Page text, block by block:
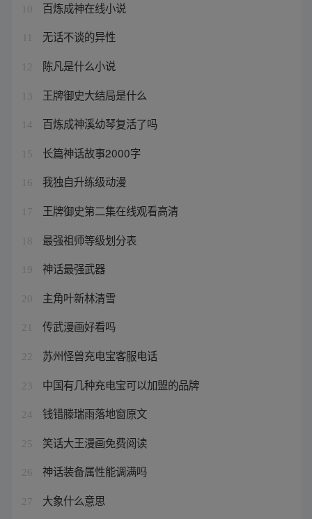
10 百炼成神在线小说
无话不谈的异性
12 陈凡是什么小说
13 王牌御史大结局是什么
14 百炼成神溪幼琴复活了吗
15 长篇神话故事2000字
16 我独自升练级动漫
17 王牌御史第二集在线观看高清
18 最强祖师等级划分表
19 神话最强武器
20 主角叶新林清雪
21 传武漫画好看吗
22 苏州怪兽充电宝客服电话
23 中国有几种充电宝可以加盟的品牌
24 钱错滕瑞雨落地窗原文
25 笑话大王漫画免费阅读
26 神话装备属性能调满吗
27 大象什么意思